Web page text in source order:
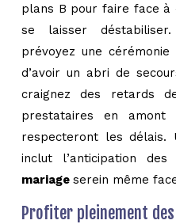
plans B pour faire face à
se laisser
prévoyez une cérémonie
d’avoir un abri de
craignez des retards
prestataires en amont
respecteront les délais.
inclut l’anticipation
mariage serein même
Profiter pleinement